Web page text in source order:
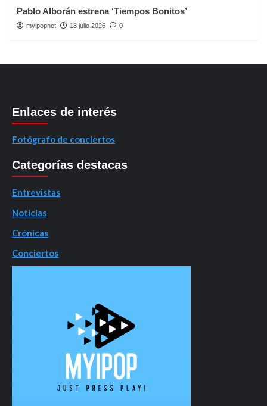
Pablo Alborán estrena ‘Tiempos Bonitos’
myipopnet 18 julio 2026 0
Enlaces de interés
Fotógrafo de conciertos
Categorías destacas
Entrevistas
Noticias
Crónicas
Conciertos